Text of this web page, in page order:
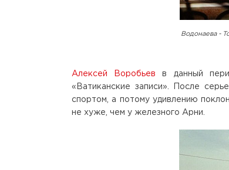
Водонаева -
Алексей Воробьев в данный
«Ватиканские записи». После
спортом, а потому удивлению
не хуже, чем у железного Арни.